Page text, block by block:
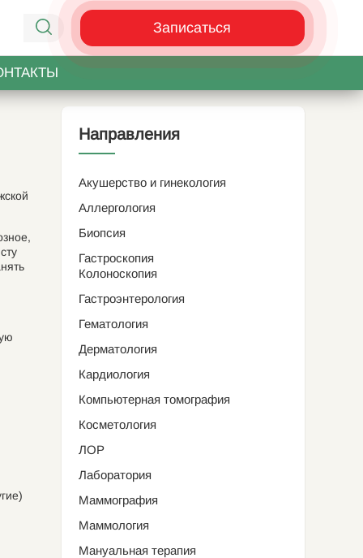
Записаться
Направления
Акушерство и гинекология
Аллергология
Биопсия
Гастроскопия
Колоноскопия
Гастроэнтерология
Гематология
Дерматология
Кардиология
Компьютерная томография
Косметология
ЛОР
Лаборатория
Маммография
Маммология
Мануальная терапия